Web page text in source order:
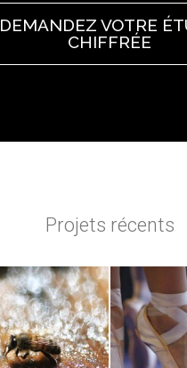
DEMANDEZ VOTRE
CHIFFRÉE
Projets récents